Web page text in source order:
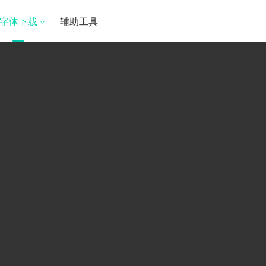
字体下载 辅助工具